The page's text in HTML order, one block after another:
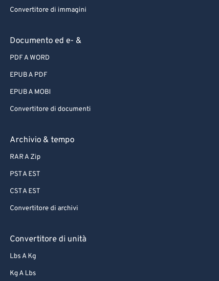
Convertitore di immagini
Documento ed e- &
PDF A WORD
EPUB A PDF
EPUB A MOBI
Convertitore di documenti
Archivio & tempo
RAR A Zip
PST A EST
CST A EST
Convertitore di archivi
Convertitore di unità
Lbs A Kg
Kg A Lbs